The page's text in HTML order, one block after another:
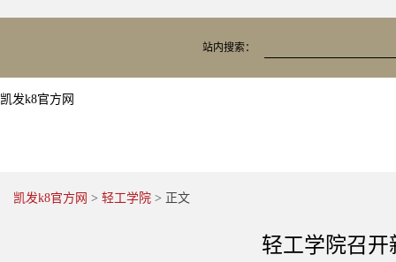
站内搜索：
凯发k8官方网
凯发k8官方网 > 轻工学院 > 正文
轻工学院召开